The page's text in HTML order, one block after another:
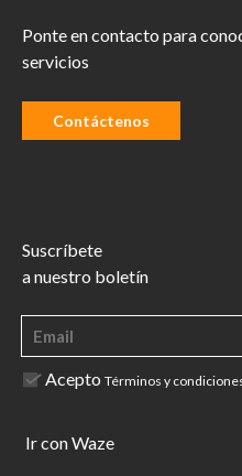
Ponte en contacto para
servicios
Contáctenos
Suscríbete
a nuestro boletín
Acepto Términos y
Ir con Waze